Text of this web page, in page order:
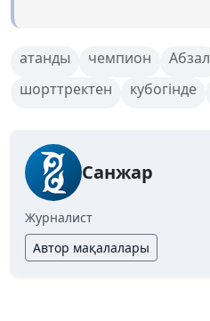
атанды чемпион Абзал
шорттректен
кубогінде
Санжар
Журналист
Автор мақалалары